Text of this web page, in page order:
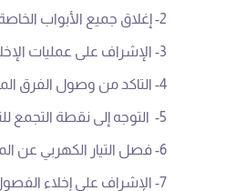
2- إغلاق جميع الأبواب الخاصة بالقسم ما عدا مخارج الطوارئ
3- الإشراف على عمليات الإخلاء
4- التاكد من وصول الفرق المتخصصة لإدارة الدفاع
5- التوجه إلى نقطة التجمع للتأكد من تواجد جميع العاملين والطلاب وعدم تخلف أحد داخل المبنى
6- فصل التيار الكهربي عن المختبر وإغلاق الغاز بمختبر محضر العلوم
7- الإشراف على إخلاء الفصول والمكاتب الإدارية